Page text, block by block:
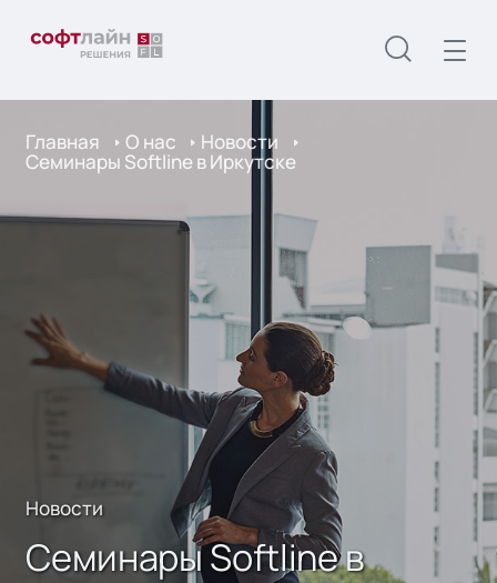
Главная О нас Новости
Семинары Softline в Иркутске
Новости
Семинары Softline в